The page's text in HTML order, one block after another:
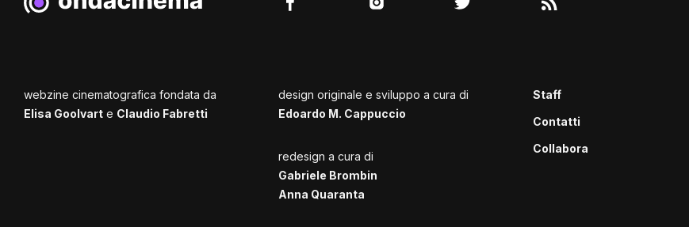
webzine cinematografica fondata da
Elisa Goolvart e Claudio Fabretti
design originale e sviluppo a cura di
Edoardo M. Cappuccio
redesign a cura di
Gabriele Brombin
Anna Quaranta
Staff
Contatti
Collabora